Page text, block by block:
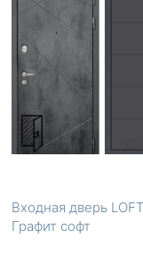
Входная дверь
Графит софт